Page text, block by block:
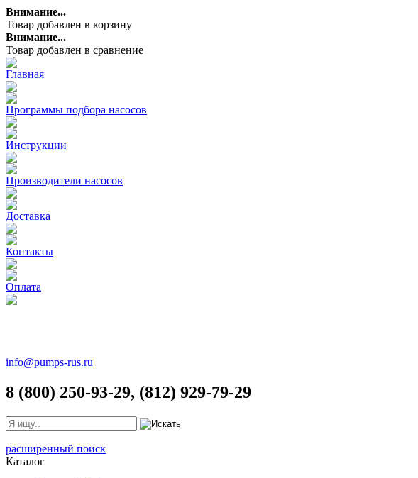
Внимание...
Товар добавлен в корзину
Внимание...
Товар добавлен в сравнение
Главная
Программы подбора насосов
Инструкции
Производители насосов
Доставка
Контакты
Оплата
info@pumps-rus.ru
8 (800) 250-93-29, (812) 929-79-29
расширенный поиск
Каталог